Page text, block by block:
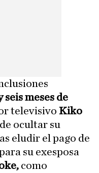
seis meses de
televisivo Kiko
ocultar su
eludir el pago de
su exesposa
como